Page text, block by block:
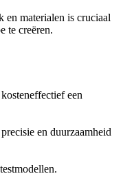
en materialen is cruciaal
te creëren.
een
en duurzaamheid